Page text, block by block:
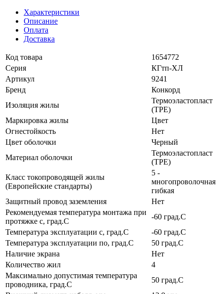
Характеристики
Описание
Оплата
Доставка
Код товара
1654772
Серия
КГтп-ХЛ
Артикул
9241
Бренд
Конкорд
Изоляция жилы
Термоэластопласт
(TPE)
Маркировка жилы
Цвет
Огнестойкость
Нет
Цвет оболочки
Черный
Материал оболочки
Термоэластопласт
(TPE)
Класс токопроводящей жилы
(Европейские стандарты)
5 -
многопроволочная
гибкая
Защитный провод заземления
Нет
Рекомендуемая температура монтажа при
протяжке с, град.C
-60 град.C
Температура эксплуатации с, град.C
-60 град.C
Температура эксплуатации по, град.C
50 град.C
Наличие экрана
Нет
Количество жил
4
Максимально допустимая температура
проводника, град.C
50 град.C